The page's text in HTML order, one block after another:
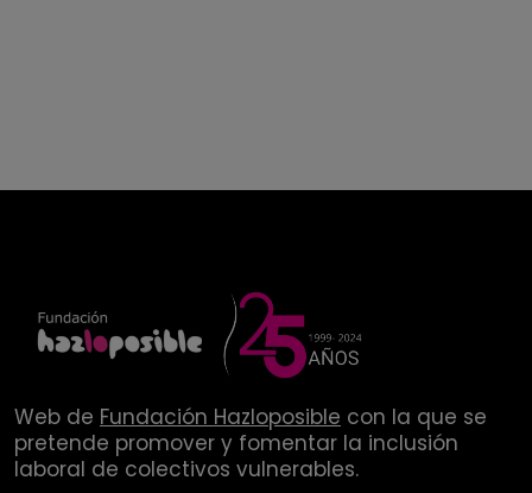
Web de Fundación Hazloposible con la que se
pretende promover y fomentar la inclusión
laboral de colectivos vulnerables.